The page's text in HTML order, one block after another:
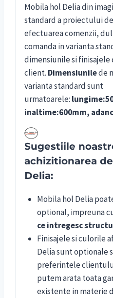
Mobila hol Delia din
standard a proiectului
efectuarea comenzii,
comanda in varianta
dimensiunile si
client. Dimensiunilede
varianta standard sunt
urmatoarele:
inaltime:600mm,
Sugestiile
achizitionarea
Delia:
Mobila hol Delia
optional, impreuna
ce intregesc
Finisajele si culorile
Delia sunt optionale
preferintele
putem arata toata
existente in materie